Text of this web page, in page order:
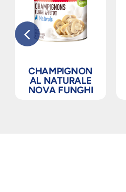
CHAMPIGNON
AL NATURALE
NOVA FUNGHI